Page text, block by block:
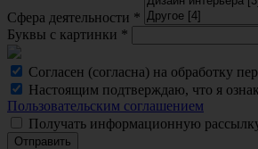
Сфера деятельности *
Буквы с картинки *
Согласен (согласна) на обработку
Настоящим подтверждаю, что я
Пользовательским соглашением
Получать информационную
Отправить